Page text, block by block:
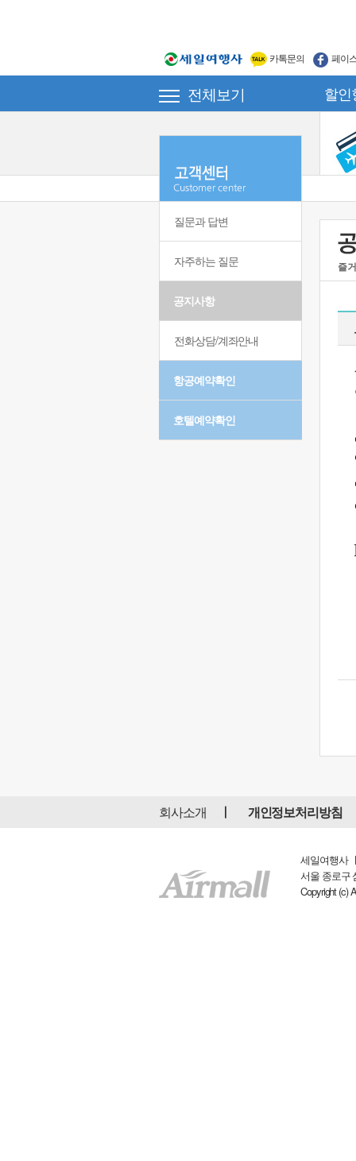
카톡문의 페이
전체보기 할인
질문과 답변
자주하는 질문
공지사항
전화상담/계좌안내
항공예약확인
호텔예약확인
즐
회사소개 개인정보처리방침
세일여행사
서울 종로구
Copyright (c)